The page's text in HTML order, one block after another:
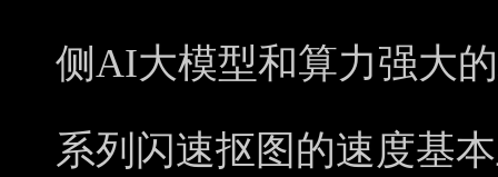
侧AI大模型和算力强大
系列闪速抠图的速度基